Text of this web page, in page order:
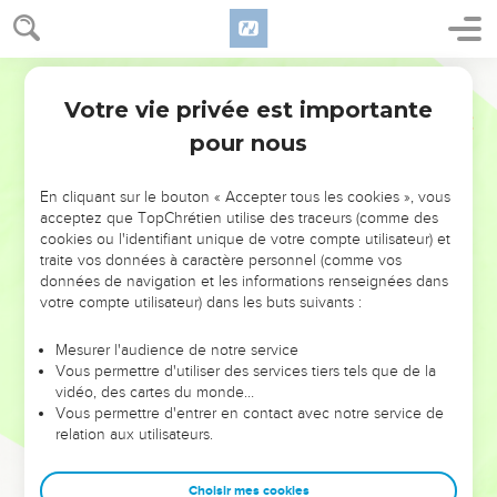
NE MANQUEZ PAS L’ÉVÉNEMENT
DE L’ANNÉE !
ET SI LEURS ERREURS POUVAIENT VOUS ÉVITER LES
VOTRES ?
leur foi ou leur vision. Mais on voit moins les doutes, les erreurs
et les saisons difficiles qu'ils ont traversés, alors même que ce
sont elles qui les ont façonnés.
Dans cette conférence, leaders, entrepreneurs, et responsables
clés pour avancer avec plus de sagesse afin que leurs erreurs
Votre vie privée est importante
pour nous
En cliquant sur le bouton « Accepter tous les cookies », vous
acceptez que TopChrétien utilise des traceurs (comme des
cookies ou l'identifiant unique de votre compte utilisateur) et
traite vos données à caractère personnel (comme vos
données de navigation et les informations renseignées dans
votre compte utilisateur) dans les buts suivants :
Mesurer l'audience de notre service
Vous permettre d'utiliser des services tiers tels que de la
vidéo, des cartes du monde…
Vous permettre d'entrer en contact avec notre service de
relation aux utilisateurs.
Choisir mes cookies